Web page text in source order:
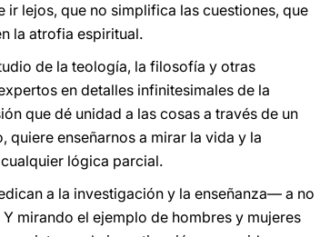
lejos, que no simplifica las cuestiones, que
la atrofia espiritual.
de la teología, la filosofía y otras
en detalles infinitesimales de la
que dé unidad a las cosas a través de un
enseñarnos a mirar la vida y la
lógica parcial.
a la investigación y la enseñanza— a no
mirando el ejemplo de hombres y mujeres